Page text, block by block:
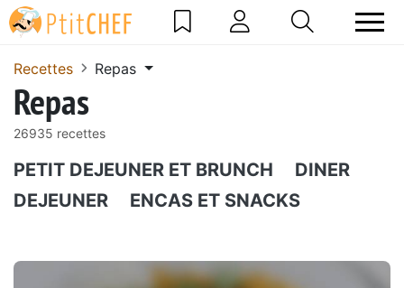
Recettes Repas
Repas
26935 recettes
PETIT DEJEUNER ET BRUNCH
DINER
DEJEUNER
ENCAS ET SNACKS